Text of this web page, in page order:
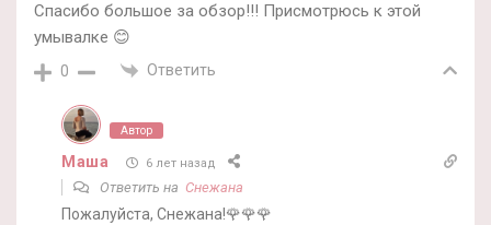
Спасибо большое за обзор!!! Присмотрюсь к этой
умывалке 😊
0 Ответить
Автор
Маша 6 лет назад
Ответить на Снежана
Пожалуйста, Снежана!🌹🌹🌹